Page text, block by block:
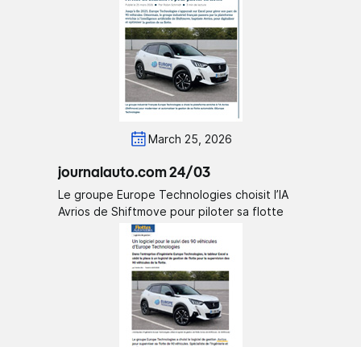
March 25, 2026
journalauto.com 24/03
Le groupe Europe Technologies choisit l’IA
Avrios de Shiftmove pour piloter sa flotte